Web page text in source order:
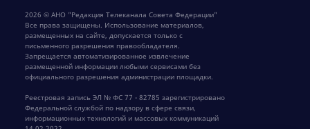
2026 © АНО "Редакция Телеканала Совета Федерации"
Все права защищены. Использование материалов,
размещенных на сайте, допускается только с
письменного разрешения правообладателя.
Запрещается автоматизированное извлечение
размещенной информации любыми сервисами без
официального разрешения администрации площадки.
Реестровая запись ЭЛ № ФС 77 - 82785 зарегистрировано
Федеральной службой по надзору в сфере связи,
информационных технологий и массовых коммуникаций